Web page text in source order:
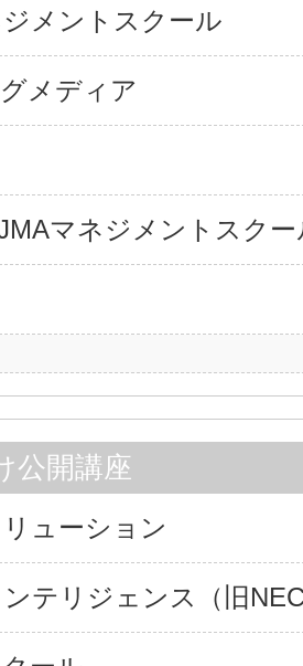
メントスクール
メディア
マネジメントスクー
公開講座
ューション
テリジェンス（旧